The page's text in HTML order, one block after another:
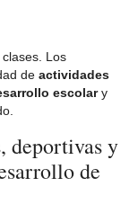
Los
de actividades
escolary
deportivas y
de